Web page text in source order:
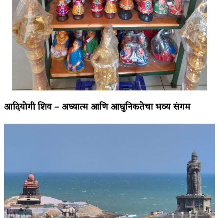
आदियोगी शिव – अध्यात्म आणि आधुनिकतेचा भव्य संगम